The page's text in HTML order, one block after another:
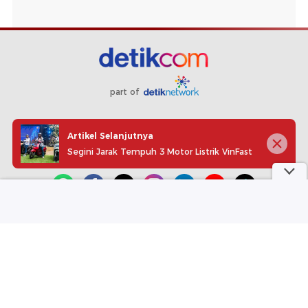
part of
Redaksi Pedoman Media Siber Karir
Kotak Pos
Info Iklan
Privacy Policy
Artikel Selanjutnya
Segini Jarak Tempuh 3 Motor Listrik VinFast